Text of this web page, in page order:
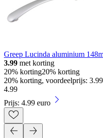
Greep Lucinda aluminium
3.99 met korting
20% korting20% korting
20% korting, voordeelprijs:
4.99
Prijs: 4.99 euro